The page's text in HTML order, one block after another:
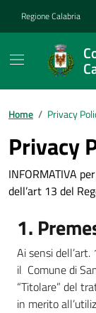
Regione Calabria
Home / Privacy
Privacy
INFORMATIVA
dell’art 13 del
1.
Ai sensi
il Comune di
“Titolare” del
in merito